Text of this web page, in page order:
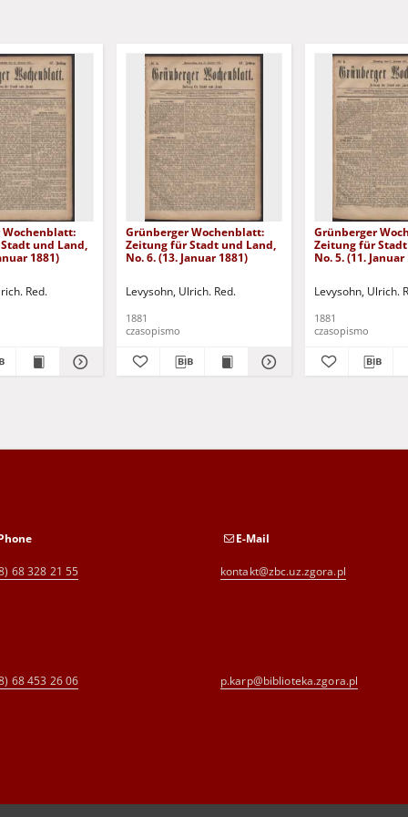
und Land,
1881)
Red.
Grünberger Wochenblatt:
Zeitung für Stadt und Land,
No. 6. (13. Januar 1881)
Levysohn, Ulrich. Red.
1881
czasopismo
Grünberger
Zeitung für
No. 5. (11. Januar
Levysohn, Ulrich.
1881
czasopismo
68 328 21 55
E-Mail
kontakt@zbc.uz.zgora.pl
68 453 26 06 p.karp@biblioteka.zgora.pl